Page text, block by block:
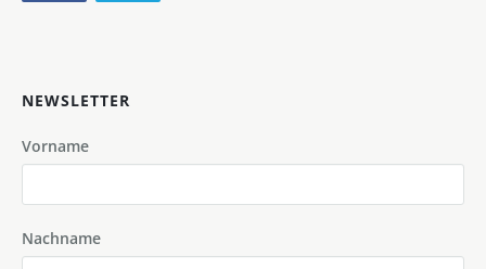
NEWSLETTER
Vorname
Nachname